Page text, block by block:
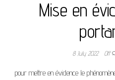
Mise en
8 July 2022 Off
pour mettre en évidence le